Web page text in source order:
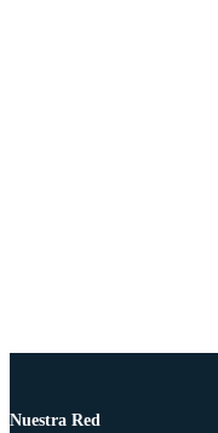
Nuestra Red